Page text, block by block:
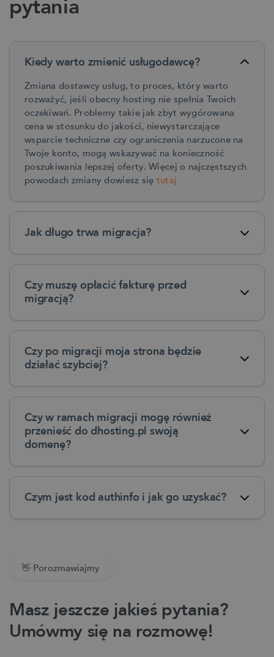
pytania
Kiedy warto zmienić usługodawcę?
Zmiana dostawcy usług, to proces, który warto
rozważyć, jeśli obecny hosting nie spełnia Twoich
oczekiwań. Problemy takie jak zbyt wygórowana
cena w stosunku do jakości, niewystarczające
wsparcie techniczne czy ograniczenia narzucone na
Twoje konto, mogą wskazywać na konieczność
poszukiwania lepszej oferty. Więcej o najczęstszych
powodach zmiany dowiesz się tutaj
Jak długo trwa migracja?
Czy muszę opłacić fakturę przed
migracją?
Czy po migracji moja strona będzie
działać szybciej?
Czy w ramach migracji mogę również
przenieść do dhosting.pl swoją
domenę?
Czym jest kod authinfo i jak go uzyskać?
👋 Porozmawiajmy
Masz jeszcze jakieś pytania?
Umówmy się na rozmowę!